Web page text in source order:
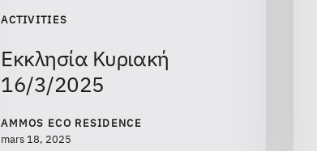
ACTIVITIES
Εκκλησία Κυριακή
16/3/2025
AMMOS ECO RESIDENCE
mars 18, 2025